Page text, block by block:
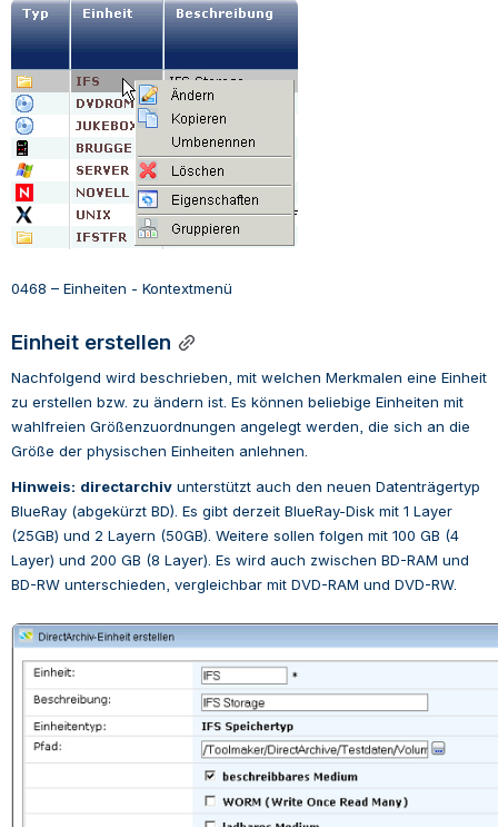
Open
0468 – Einheiten - Kontextmenü
Einheit erstellen
Nachfolgend wird beschrieben, mit welchen Merkmalen eine Einheit
zu erstellen bzw. zu ändern ist. Es können beliebige Einheiten mit
wahlfreien Größenzuordnungen angelegt werden, die sich an die
Größe der physischen Einheiten anlehnen.
Hinweis: directarchiv unterstützt auch den neuen Datenträgertyp
BlueRay (abgekürzt BD). Es gibt derzeit BlueRay-Disk mit 1 Layer
(25GB) und 2 Layern (50GB). Weitere sollen folgen mit 100 GB (4
Layer) und 200 GB (8 Layer). Es wird auch zwischen BD-RAM und
BD-RW unterschieden, vergleichbar mit DVD-RAM und DVD-RW.
Open